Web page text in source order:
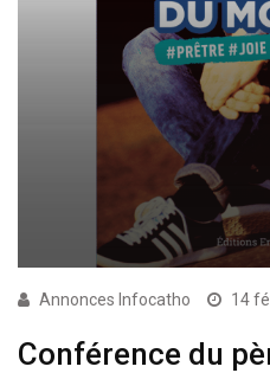
Annonces Infocatho 14
Conférence du